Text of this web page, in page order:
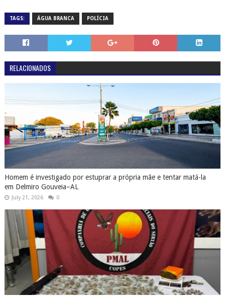
TAGS: ÁGUA BRANCA POLÍCIA
RELACIONADOS
Homem é investigado por estuprar a própria mãe e tentar matá-la
em Delmiro Gouveia–AL
July 21, 2026 0